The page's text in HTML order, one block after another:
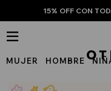
15% OFF CON
MUJER HOMBRE
